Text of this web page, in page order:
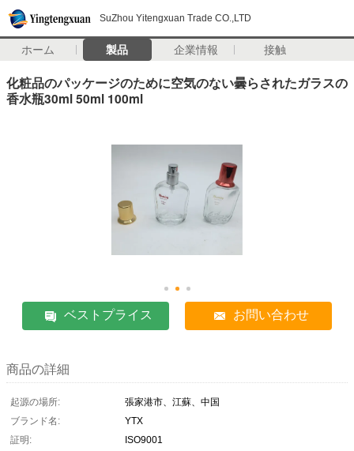
SuZhou Yitengxuan Trade CO.,LTD
ホーム 製品 企業情報 接触
化粧品のパッケージのために空気のない曇らされたガラスの
香水瓶30ml 50ml 100ml
ベストプライス お問い合わせ
商品の詳細
起源の場所:
張家港市、江蘇、中国
ブランド名:
YTX
証明:
ISO9001